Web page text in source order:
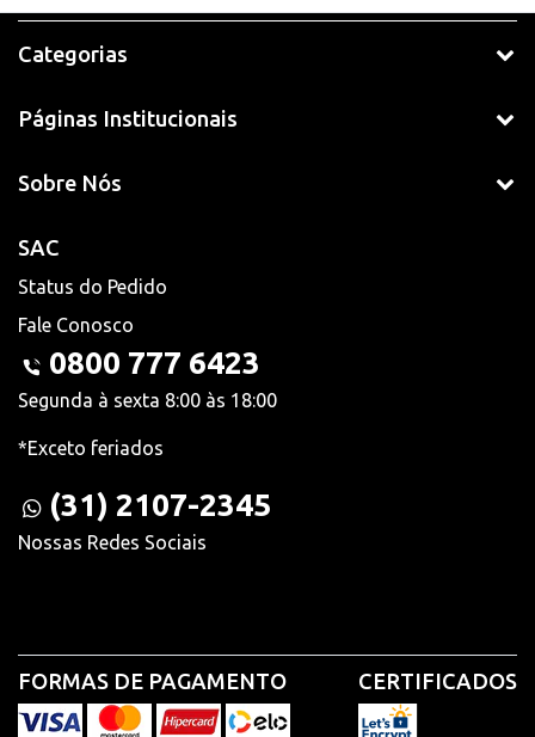
Categorias
Páginas Institucionais
Sobre Nós
SAC
Status do Pedido
Fale Conosco
0800 777 6423
Segunda à sexta 8:00 às 18:00
*Exceto feriados
(31) 2107-2345
Nossas Redes Sociais
FORMAS DE PAGAMENTO CERTIFICADOS